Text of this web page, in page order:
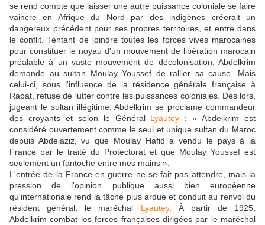
se rend compte que laisser une autre puissance coloniale se faire
vaincre en Afrique du Nord par des indigènes créerait un
dangereux précédent pour ses propres territoires, et entre dans
le conflit. Tentant de joindre toutes les forces vives marocaines
pour constituer le noyau d'un mouvement de libération marocain
préalable à un vaste mouvement de décolonisation, Abdelkrim
demande au sultan Moulay Youssef de rallier sa cause. Mais
celui-ci, sous l'influence de la résidence générale française à
Rabat, refuse de lutter contre les puissances coloniales. Dès lors,
jugeant le sultan illégitime, Abdelkrim se proclame commandeur
des croyants et selon le Général Lyautey : « Abdelkrim est
considéré ouvertement comme le seul et unique sultan du Maroc
depuis Abdelaziz, vu que Moulay Hafid a vendu le pays à la
France par le traité du Protectorat et que Moulay Youssef est
seulement un fantoche entre mes mains ».
L'entrée de la France en guerre ne se fait pas attendre, mais la
pression de l'opinion publique aussi bien européenne
qu'internationale rend la tâche plus ardue et conduit au renvoi du
résident général, le maréchal Lyautey. À partir de 1925,
Abdelkrim combat les forces françaises dirigées par le maréchal